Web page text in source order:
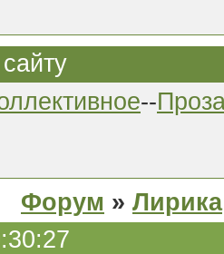
--
Форум » Лирика